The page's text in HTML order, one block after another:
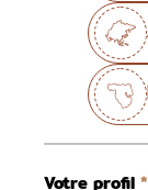
Votre profil